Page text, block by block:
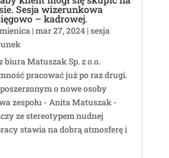
Sesja wizerunkowa
– kadrowej.
| mar 27, 2024| sesja
biura Matuszak Sp. z o.o.
pracować już po raz drugi.
o nowe osoby
zespołu - Anita Matuszak -
ze stereotypem nudnej
stawia na dobrą atmosferę i